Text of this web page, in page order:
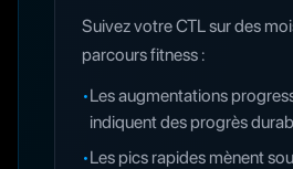
Suivez votre CTL sur des
parcours fitness :
•Les augmentations
indiquent des progrès
•Les pics rapides mènent